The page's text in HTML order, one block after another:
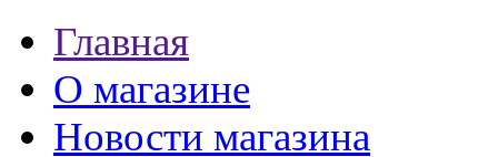
Главная
О магазине
Новости магазина